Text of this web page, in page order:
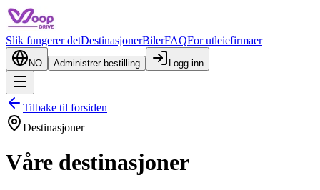
Slik fungerer detDestinasjonerBilerFAQFor utleiefirmaer
NO Administrer bestilling Logg inn
Tilbake til forsiden
Destinasjoner
Våre destinasjoner